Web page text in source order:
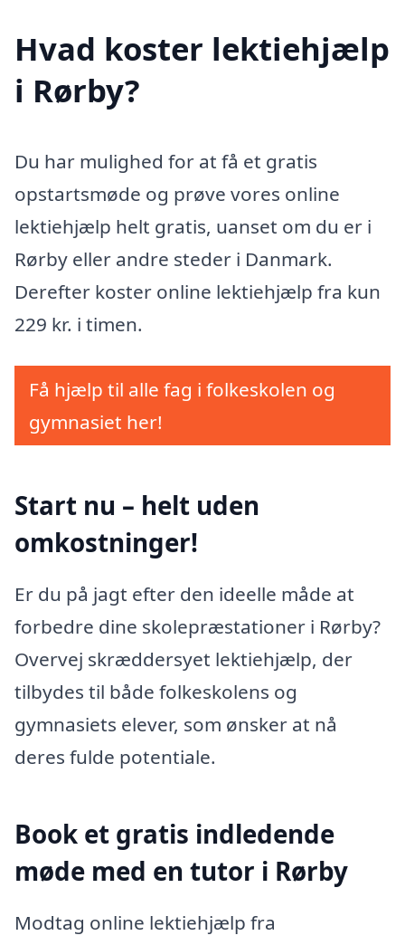
Hvad koster lektiehjælp
i Rørby?
Du har mulighed for at få et gratis
opstartsmøde og prøve vores online
lektiehjælp helt gratis, uanset om du er i
Rørby eller andre steder i Danmark.
Derefter koster online lektiehjælp fra kun
229 kr. i timen.
Få hjælp til alle fag i folkeskolen og
gymnasiet her!
Start nu – helt uden
omkostninger!
Er du på jagt efter den ideelle måde at
forbedre dine skolepræstationer i Rørby?
Overvej skræddersyet lektiehjælp, der
tilbydes til både folkeskolens og
gymnasiets elever, som ønsker at nå
deres fulde potentiale.
Book et gratis indledende
møde med en tutor i Rørby
Modtag online lektiehjælp fra